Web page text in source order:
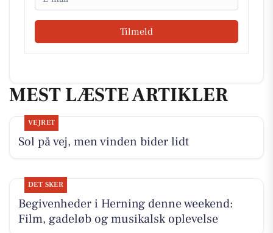
Tilmeld
MEST LÆSTE ARTIKLER
VEJRET
Sol på vej, men vinden bider lidt
DET SKER
Begivenheder i Herning denne weekend:
Film, gadeløb og musikalsk oplevelse